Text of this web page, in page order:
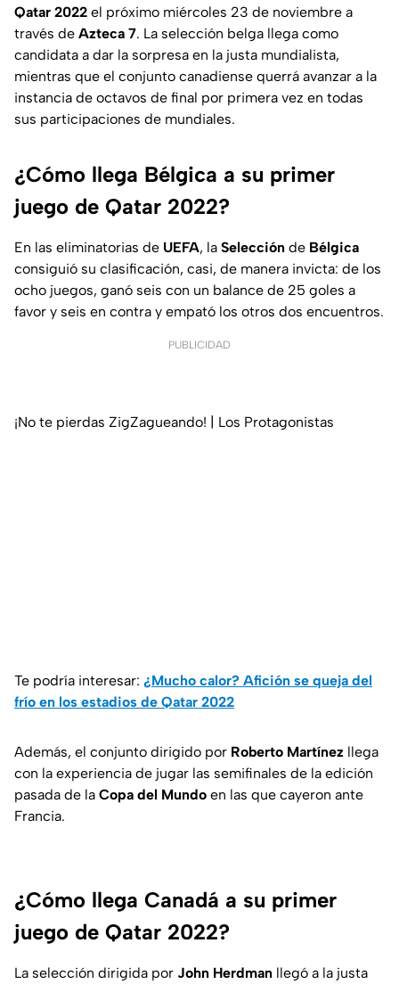
Qatar 2022 el próximo miércoles 23 de noviembre a
través de Azteca 7. La selección belga llega como
candidata a dar la sorpresa en la justa mundialista,
mientras que el conjunto canadiense querrá avanzar a la
instancia de octavos de final por primera vez en todas
sus participaciones de mundiales.
¿Cómo llega Bélgica a su primer
juego de Qatar 2022?
En las eliminatorias de UEFA, la Selección de Bélgica
consiguió su clasificación, casi, de manera invicta: de los
ocho juegos, ganó seis con un balance de 25 goles a
favor y seis en contra y empató los otros dos encuentros.
PUBLICIDAD
¡No te pierdas ZigZagueando! | Los Protagonistas
Te podría interesar: ¿Mucho calor? Afición se queja del
frío en los estadios de Qatar 2022
Además, el conjunto dirigido por Roberto Martínez llega
con la experiencia de jugar las semifinales de la edición
pasada de la Copa del Mundo en las que cayeron ante
Francia.
¿Cómo llega Canadá a su primer
juego de Qatar 2022?
La selección dirigida por John Herdman llegó a la justa